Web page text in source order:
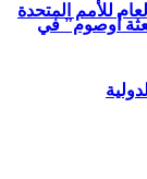
للأمم المتحدة
أوصوم” في